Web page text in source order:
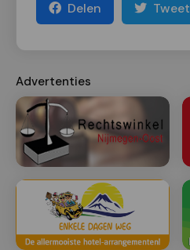
Delen Tweet
Advertenties